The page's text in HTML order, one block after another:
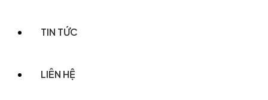
TIN TỨC
LIÊN HỆ